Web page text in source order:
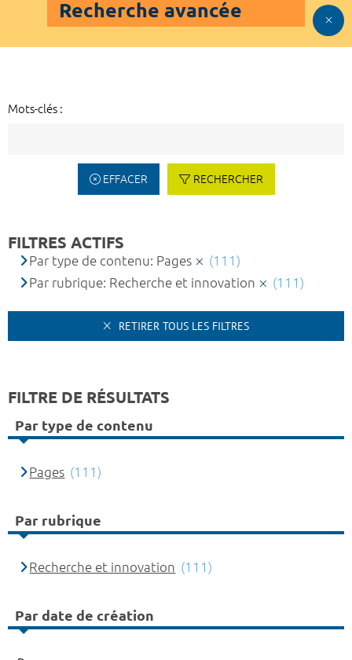
Recherche avancée
Mots-clés :
EFFACER RECHERCHER
FILTRES ACTIFS
Par type de contenu: Pages
(111)
Par rubrique: Recherche et innovation
(111)
RETIRER TOUS LES FILTRES
FILTRE DE RÉSULTATS
Par type de contenu
Pages (111)
Par rubrique
Recherche et innovation (111)
Par date de création